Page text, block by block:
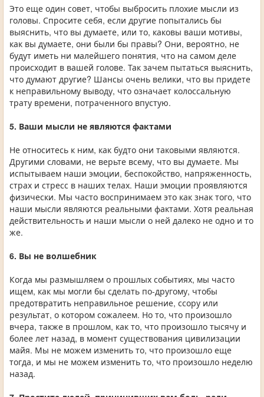
Это еще один совет, чтобы выбросить плохие мысли из
головы. Спросите себя, если другие попытались бы
выяснить, что вы думаете, или то, каковы ваши мотивы,
как вы думаете, они были бы правы? Они, вероятно, не
будут иметь ни малейшего понятия, что на самом деле
происходит в вашей голове. Так зачем пытаться выяснить,
что думают другие? Шансы очень велики, что вы придете
к неправильному выводу, что означает колоссальную
трату времени, потраченного впустую.
5. Ваши мысли не являются фактами
Не относитесь к ним, как будто они таковыми являются.
Другими словами, не верьте всему, что вы думаете. Мы
испытываем наши эмоции, беспокойство, напряженность,
страх и стресс в наших телах. Наши эмоции проявляются
физически. Мы часто воспринимаем это как знак того, что
наши мысли являются реальными фактами. Хотя реальная
действительность и наши мысли о ней далеко не одно и то
же.
6. Вы не волшебник
Когда мы размышляем о прошлых событиях, мы часто
ищем, как мы могли бы сделать по-другому, чтобы
предотвратить неправильное решение, ссору или
результат, о котором сожалеем. Но то, что произошло
вчера, также в прошлом, как то, что произошло тысячу и
более лет назад, в момент существования цивилизации
майя. Мы не можем изменить то, что произошло еще
тогда, и мы не можем изменить то, что произошло неделю
назад.